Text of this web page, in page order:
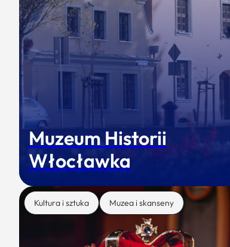
Muzeum Historii
Włocławka
Kultura i sztuka Muzea i skanseny